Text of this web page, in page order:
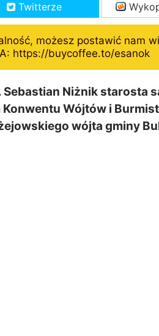
Twitterze
możesz postawić nam
https://buycoffee.to/esanok
Sebastian Niżnik starosta
Wójtów i
wójta gminy